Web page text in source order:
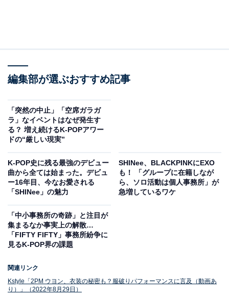
編集部が選ぶおすすめ記事
「突然の中止」「空席ガラガ
ラ」なイベントはなぜ発生す
る？ 増え続けるK-POPアワー
ドの“厳しい現実”
K-POP史に残る最強のデビュー
曲から全ては始まった。デビュ
ー16年目、今なお愛される
「SHINee」の魅力
SHINee、BLACKPINKにEXO
も！ 「グループに在籍しなが
ら、ソロ活動は個人事務所」が
急増しているワケ
「中小事務所の奇跡」と注目が
集まるなか事実上の解散…
「FIFTY FIFTY」事務所紛争に
見るK-POP界の課題
関連リンク
Kstyle「2PM ウヨン、衣装の秘密も？服破りパフォーマンスに言及（動画あ
り）」（2022年8月29日）